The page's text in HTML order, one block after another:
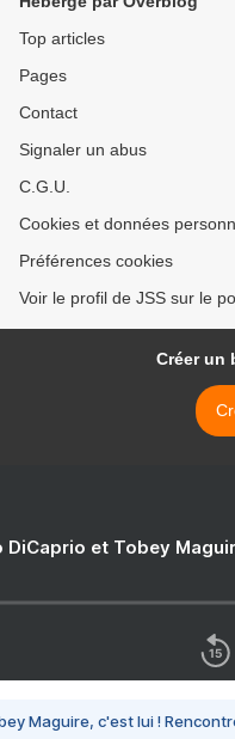
Top articles
Pages
Contact
Signaler un abus
C.G.U.
Cookies et données
Préférences cookies
Voir le profil de JSS sur le
Créer un
DiCaprio et Tobey
Maguire, c'est lui !